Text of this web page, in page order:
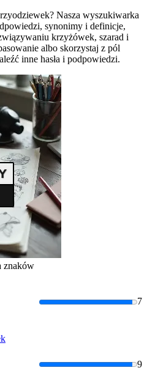
Nasza wyszukiwarka
synonimy i definicje,
krzyżówek, szarad i
albo skorzystaj z pól
inne hasła i podpowiedzi.
znaków
7
9